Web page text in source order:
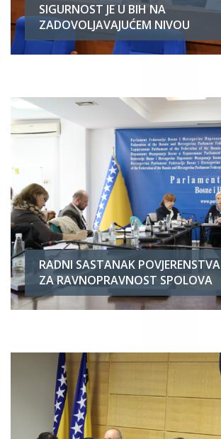
SIGURNOST JE U BIH NA
ZADOVOLJAVAJUĆEM NIVOU
RADNI SASTANAK POVJERENSTVA
ZA RAVNOPRAVNOST SPOLOVA